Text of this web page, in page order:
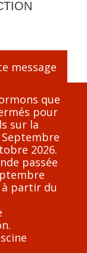
que
pour
sur la
2026.
passée
à partir du
message